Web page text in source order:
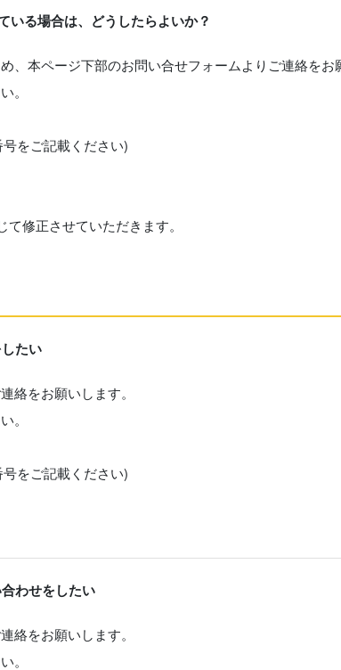
いる場合は、どうしたらよいか？
、本ページ下部のお問い合せフォームよりご連絡をお
。
をご記載ください)
修正させていただきます。
たい
絡をお願いします。
。
をご記載ください)
わせをしたい
絡をお願いします。
。